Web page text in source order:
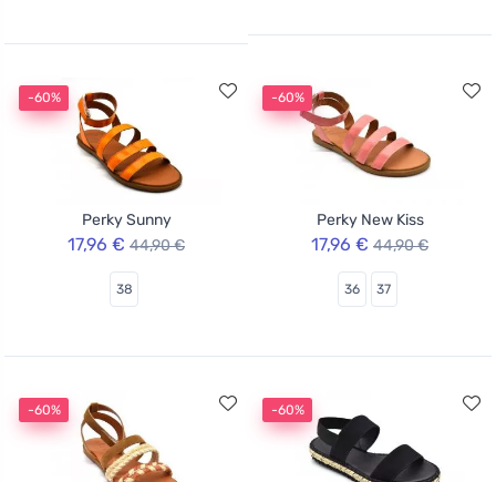
-60%
Perky Sunny
17,96 € 44,90 €
38
-60%
Perky New Kiss
17,96 € 44,90 €
36 37
-60% -60%